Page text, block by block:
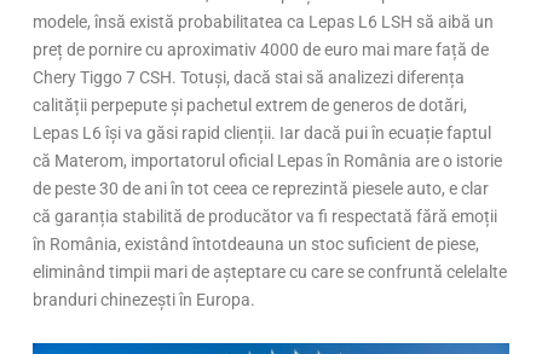
modele, însă există probabilitatea ca Lepas L6 LSH să aibă un
preț de pornire cu aproximativ 4000 de euro mai mare față de
Chery Tiggo 7 CSH. Totuși, dacă stai să analizezi diferența
calității perpepute și pachetul extrem de generos de dotări,
Lepas L6 își va găsi rapid clienții. Iar dacă pui în ecuație faptul
că Materom, importatorul oficial Lepas în România are o istorie
de peste 30 de ani în tot ceea ce reprezintă piesele auto, e clar
că garanția stabilită de producător va fi respectată fără emoții
în România, existând întotdeauna un stoc suficient de piese,
eliminând timpii mari de așteptare cu care se confruntă celelalte
branduri chinezești în Europa.